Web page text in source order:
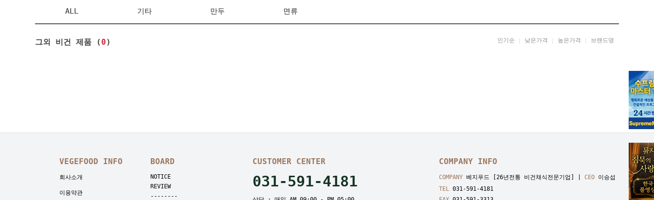
ALL 기타 만두 면류
그외 비건 제품 ( 0) 인기순 낮은가격 높은가격 브랜드명
VEGEFOOD INFO
회사소개
이용약관
BOARD
NOTICE
REVIEW
--------
CUSTOMER CENTER
031-591-4181
COMPANY INFO
COMPANY 베지푸드 [26년전통 비건채식전문기업] | CEO 이승섭
TEL 031-591-4181